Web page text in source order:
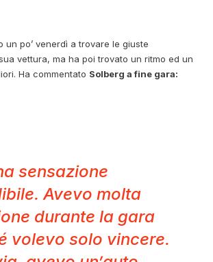
un po’ venerdì a trovare le giuste
vettura, ma ha poi trovato un ritmo ed un
Ha commentato Solberg a fine gara:
sensazione
Avevo molta
durante la gara
volevo solo vincere.